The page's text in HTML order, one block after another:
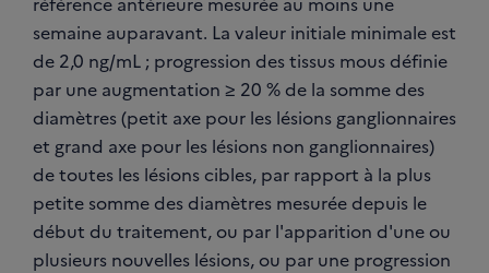
semaine auparavant. La valeur initiale minimale est
de 2,0 ng/mL ; progression des tissus mous définie
par une augmentation ≥ 20 % de la somme des
diamètres (petit axe pour les lésions ganglionnaires
et grand axe pour les lésions non ganglionnaires)
de toutes les lésions cibles, par rapport à la plus
petite somme des diamètres mesurée depuis le
début du traitement, ou par l'apparition d'une ou
plusieurs nouvelles lésions, ou par une progression